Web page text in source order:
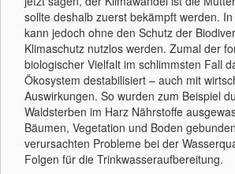
sollte deshalb zuerst bekämpft werden.
kann jedoch ohne den Schutz der
Klimaschutz nutzlos werden. Zumal der
biologischer Vielfalt im schlimmsten Fall
Ökosystem destabilisiert – auch mit
Auswirkungen. So wurden zum Beispiel
Waldsterben im Harz Nährstoffe
Bäumen, Vegetation und Boden
verursachten Probleme bei der
Folgen für die Trinkwasseraufbereitung.